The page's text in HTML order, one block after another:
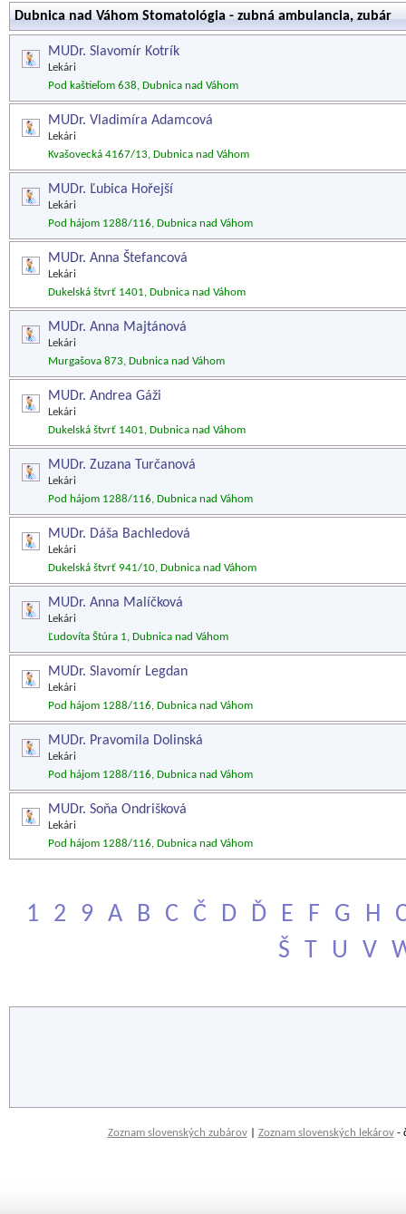
Dubnica nad Váhom Stomatológia - zubná ambulancia, zubár
MUDr. Slavomír Kotrík
Lekári
Pod kaštieľom 638, Dubnica nad Váhom
MUDr. Vladimíra Adamcová
Lekári
Kvašovecká 4167/13, Dubnica nad Váhom
MUDr. Ľubica Hořejší
Lekári
Pod hájom 1288/116, Dubnica nad Váhom
MUDr. Anna Štefancová
Lekári
Dukelská štvrť 1401, Dubnica nad Váhom
MUDr. Anna Majtánová
Lekári
Murgašova 873, Dubnica nad Váhom
MUDr. Andrea Gáži
Lekári
Dukelská štvrť 1401, Dubnica nad Váhom
MUDr. Zuzana Turčanová
Lekári
Pod hájom 1288/116, Dubnica nad Váhom
MUDr. Dáša Bachledová
Lekári
Dukelská štvrť 941/10, Dubnica nad Váhom
MUDr. Anna Malíčková
Lekári
Ľudovíta Štúra 1, Dubnica nad Váhom
MUDr. Slavomír Legdan
Lekári
Pod hájom 1288/116, Dubnica nad Váhom
MUDr. Pravomila Dolinská
Lekári
Pod hájom 1288/116, Dubnica nad Váhom
MUDr. Soňa Ondrišková
Lekári
Pod hájom 1288/116, Dubnica nad Váhom
1 2 9 A B C Č D Ď E F G H
Š
T U V
Zoznam slovenských zubárov| Zoznam slovenských lekárov-